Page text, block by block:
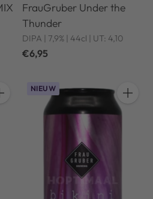
FrauGruber Under the
Thunder
DIPA | 7,9% | 44cl | UT: 4,10
€6,95
NIEUW